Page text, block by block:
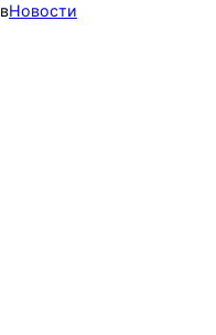
вНовости